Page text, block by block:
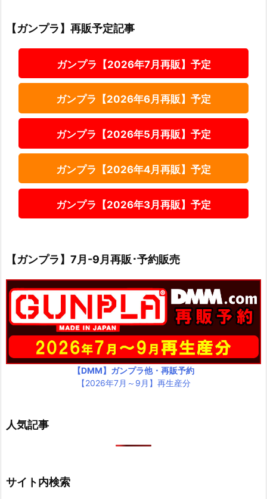
【ガンプラ】再販予定記事
ガンプラ【2026年7月再販】予定
ガンプラ【2026年6月再販】予定
ガンプラ【2026年5月再販】予定
ガンプラ【2026年4月再販】予定
ガンプラ【2026年3月再販】予定
【ガンプラ】7月-9月再販･予約販売
【DMM】ガンプラ他・再販予約
【2026年7月～9月】再生産分
人気記事
サイト内検索